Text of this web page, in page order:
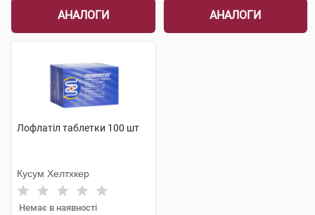
АНАЛОГИ АНАЛОГИ
Лофлатіл таблетки 100 шт
Кусум Хелтхкер
Немає в наявності